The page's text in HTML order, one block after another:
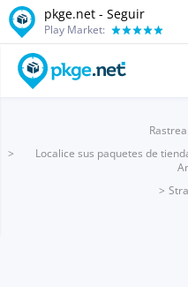
pkge.net - Seguir
Play Market:
Localice sus paquetes de